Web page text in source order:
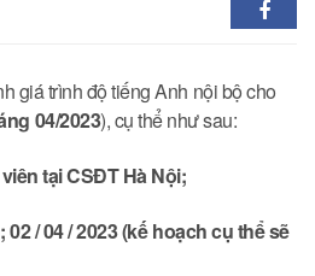
giá trình độ tiếng Anh nội bộ cho
04/2023), cụ thể như sau:
tại CSĐT Hà Nội;
02 / 04 / 2023 (kế hoạch cụ thể sẽ